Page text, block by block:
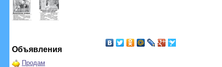
Объявления
Продам